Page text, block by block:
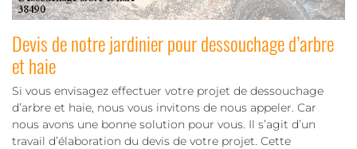
Devis de notre jardinier pour dessouchage d’arbre
et haie
Si vous envisagez effectuer votre projet de dessouchage
d’arbre et haie, nous vous invitons de nous appeler. Car
nous avons une bonne solution pour vous. Il s’agit d’un
travail d’élaboration du devis de votre projet. Cette